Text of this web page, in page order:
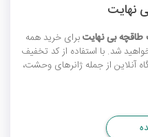
بی نهایتبرای خرید همه
شد. با استفاده ازکد تخفیف
آنلاین از جمله ژانرهای وحشت،